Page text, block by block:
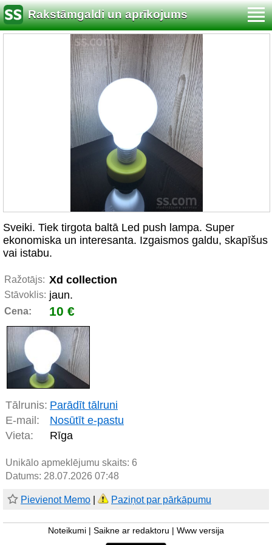
Rakstāmgaldi un aprīkojums
Sveiki. Tiek tirgota baltā Led push lampa. Super
ekonomiska un interesanta. Izgaismos galdu, skapīšus
vai istabu.
Ražotājs: Xd collection
Stāvoklis: jaun.
Cena: 10 €
Tālrunis: Parādīt tālruni
E-mail:
Nosūtīt e-pastu
Vieta:
Rīga
Unikālo apmeklējumu skaits: 6
Datums: 28.07.2026 07:48
Pievienot Memo Paziņot par pārkāpumu
Noteikumi Saikne ar redaktoru Www versija